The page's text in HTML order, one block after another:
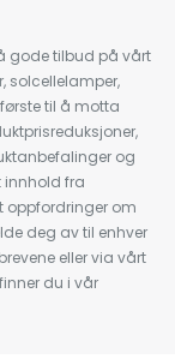
gode tilbud på vårt
solcellelamper,
til å motta
og
innhold fra
oppfordringer om
deg av til enhver
eller via vårt
du i vår